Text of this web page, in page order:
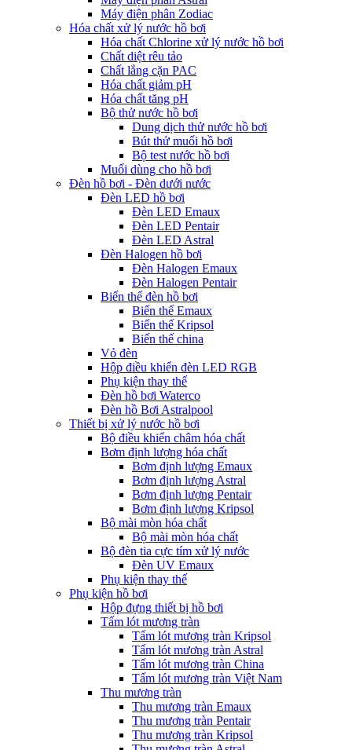
Máy điện phân Zodiac
Hóa chất xử lý nước hồ bơi
Hóa chất Chlorine xử lý nước hồ bơi
Chất diệt rêu tảo
Chất lắng cặn PAC
Hóa chất giảm pH
Hóa chất tăng pH
Bộ thử nước hồ bơi
Dung dịch thử nước hồ bơi
Bút thử muối hồ bơi
Bộ test nước hồ bơi
Muối dùng cho hồ bơi
Đèn hồ bơi - Đèn dưới nước
Đèn LED hồ bơi
Đèn LED Emaux
Đèn LED Pentair
Đèn LED Astral
Đèn Halogen hồ bơi
Đèn Halogen Emaux
Đèn Halogen Pentair
Biến thế đèn hồ bơi
Biến thế Emaux
Biến thế Kripsol
Biến thế china
Vỏ đèn
Hộp điều khiển đèn LED RGB
Phụ kiện thay thế
Đèn hồ bơi Waterco
Đèn hồ Bơi Astralpool
Thiết bị xử lý nước hồ bơi
Bộ điều khiển châm hóa chất
Bơm định lượng hóa chất
Bơm định lượng Emaux
Bơm định lượng Astral
Bơm định lượng Pentair
Bơm định lượng Kripsol
Bộ mài mòn hóa chất
Bộ mài mòn hóa chất
Bộ đèn tia cực tím xử lý nước
Đèn UV Emaux
Phụ kiện thay thế
Phụ kiện hồ bơi
Hộp đựng thiết bị hồ bơi
Tấm lót mương tràn
Tấm lót mương tràn Kripsol
Tấm lót mương tràn Astral
Tấm lót mương tràn China
Tấm lót mương tràn Việt Nam
Thu mương tràn
Thu mương tràn Emaux
Thu mương tràn Pentair
Thu mương tràn Kripsol